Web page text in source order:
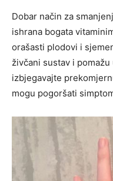
Dobar način za
ishrana bogata
orašasti plodovi i
živčani sustav i
izbjegavajte
mogu pogoršati